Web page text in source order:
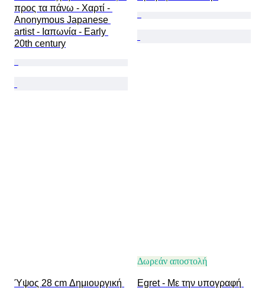
προς τα πάνω - Χαρτί -
Anonymous Japanese
artist - Ιαπωνία - Early
20th century
Ύψος 28 cm Δημιουργική
Δωρεάν αποστολή
Egret - Με την υπογραφή